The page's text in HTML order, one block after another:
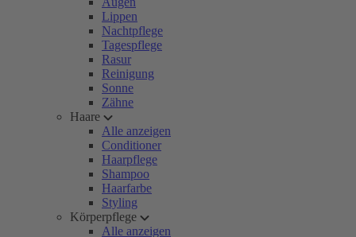
Lippen
Nachtpflege
Tagespflege
Rasur
Reinigung
Sonne
Zähne
Haare
Alle anzeigen
Conditioner
Haarpflege
Shampoo
Haarfarbe
Styling
Körperpflege
Alle anzeigen